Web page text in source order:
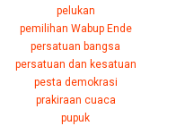
pelukan
pemilihan Wabup Ende
persatuan bangsa
persatuan dan kesatuan
pesta demokrasi
prakiraan cuaca
pupuk